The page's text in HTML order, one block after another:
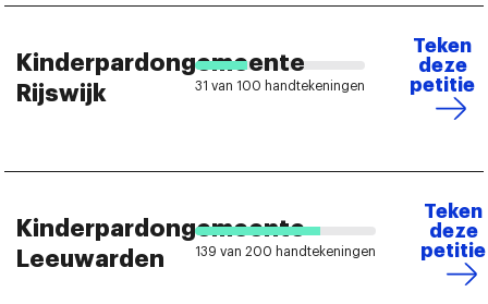
Kinderpardongemeente
Rijswijk
31 van 100 handtekeningen
Teken
deze
petitie
Kinderpardongemeente
Leeuwarden
139 van 200 handtekeningen
Teken
deze
petitie